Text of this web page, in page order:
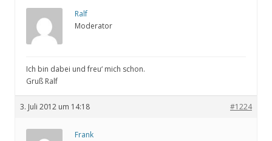
Ralf
Moderator
Ich bin dabei und freu‘ mich schon.
Gruß Ralf
3. Juli 2012 um 14:18 #1224
Frank